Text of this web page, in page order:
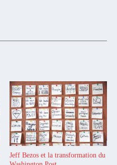
Jeff Bezos et la transformation du